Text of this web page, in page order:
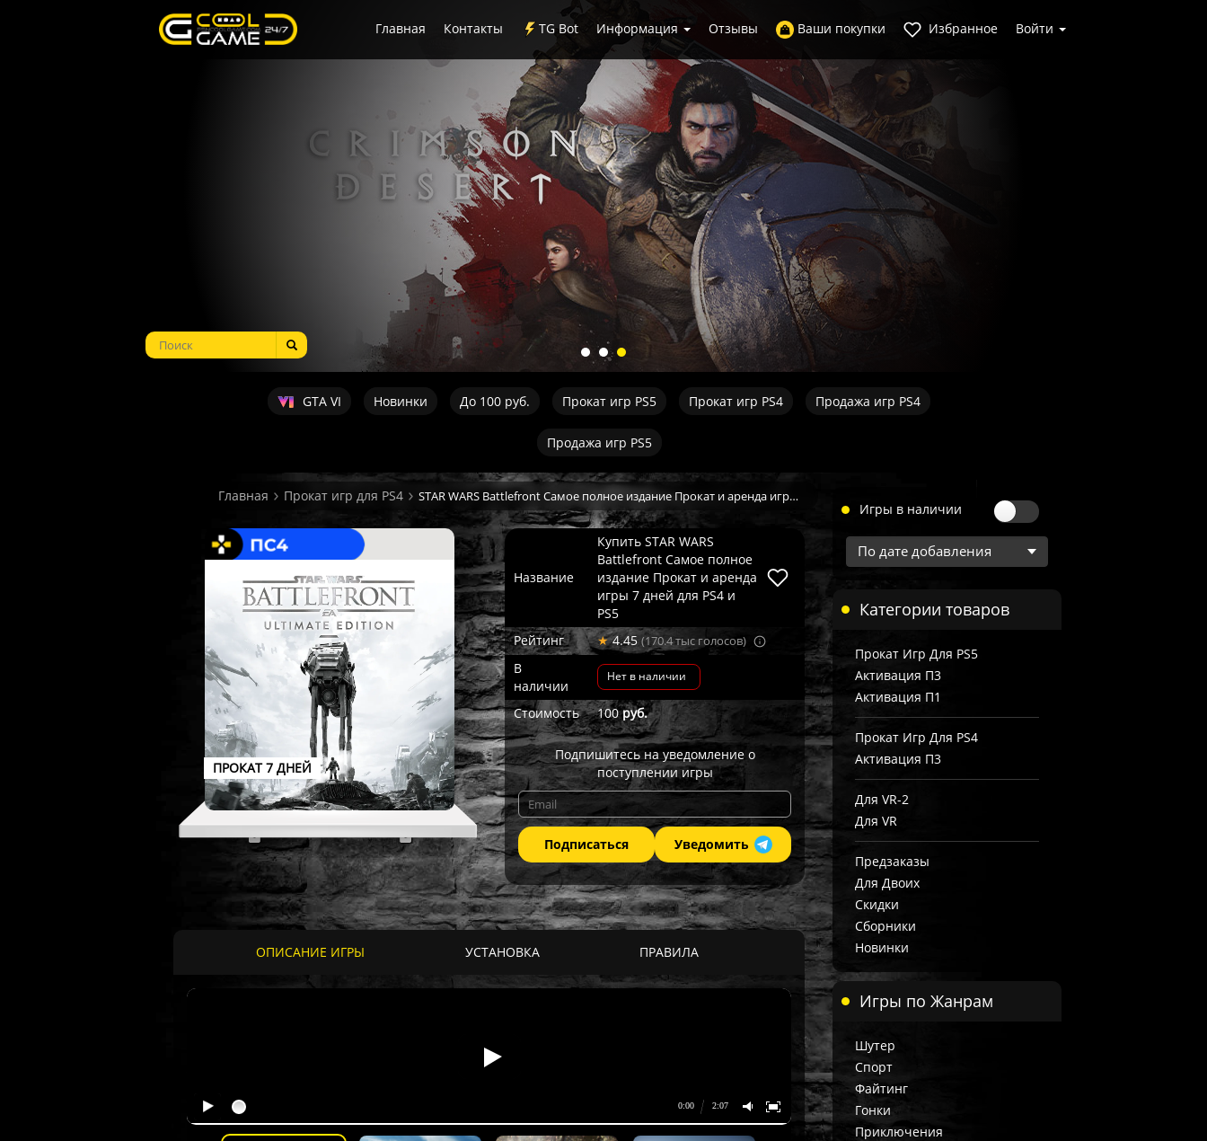
Главная Контакты TG Bot Информация Отзывы Ваши покупки Избранное Войти
GTA VI Новинки До 100 руб. Прокат игр PS5 Прокат игр PS4 Продажа игр PS4
Продажа игр PS5
Главная Прокат игр для PS4 STAR WARS Battlefront Самое полное издание Прокат и аренда игры 7 дней
ПРОКАТ 7 ДНЕЙ
Название
Купить STAR WARS
Battlefront Самое полное
издание Прокат и аренда
игры 7 дней для PS4 и
PS5
Рейтинг
★4.45(170.4 тыс голосов)
В
наличии
Нет в наличии
Стоимость 100руб.
Подпишитесь на уведомление о
поступлении игры
Подписаться Уведомить
ОПИСАНИЕ ИГРЫ УСТАНОВКА ПРАВИЛА
Игры в наличии
Категории товаров
Прокат Игр Для PS5
Активация П3
Активация П1
Прокат Игр Для PS4
Активация П3
Для VR-2
Для VR
Предзаказы
Для Двоих
Скидки
Сборники
Новинки
Игры по Жанрам
Шутер
Спорт
Файтинг
Гонки
Приключения